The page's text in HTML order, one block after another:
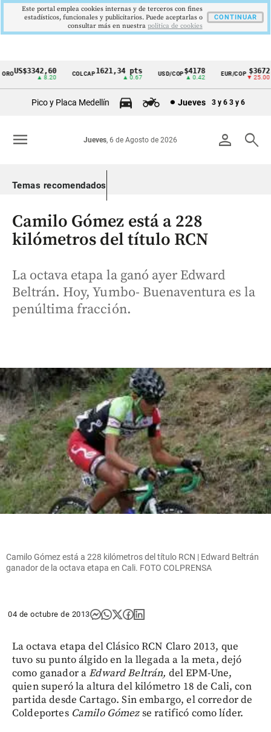
Cintillo
Colombia
US$3342,60
▲ 8.20
COLCAP1621,34 pts
▲ 0.67
USD/COP$4178
▲ 0.42
EUR/COP $3672
▼ 25.00
Pico y Placa Medellín Jueves 3 y 6 3 y 6
person search
Jueves, 6 de Agosto de 2026
menu
Temas recomendados
Camilo Gómez está a 228
kilómetros del título RCN
La octava etapa la ganó ayer Edward
Beltrán. Hoy, Yumbo- Buenaventura es la
penúltima fracción.
Camilo Gómez está a 228 kilómetros del título RCN | Edward Beltrán
ganador de la octava etapa en Cali. FOTO COLPRENSA
04 de octubre de 2013
La octava etapa del Clásico RCN Claro 2013, que
tuvo su punto álgido en la llegada a la meta, dejó
como ganador aEdward Beltrán, del EPM-Une,
quien superó la altura del kilómetro 18 de Cali, con
partida desde Cartago. Sin embargo, el corredor de
Coldeportes Camilo Gómezse ratificó como líder.
Este portal emplea cookies internas y de terceros con fines
estadísticos, funcionales y publicitarios. Puede aceptarlas o
consultar más en nuestra politica de cookies
CONTINUAR